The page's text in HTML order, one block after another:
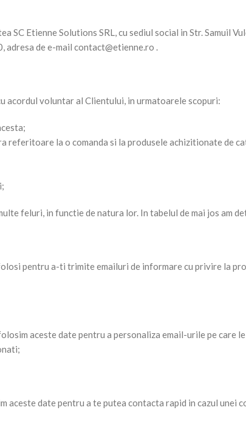
SC Etienne Solutions SRL, cu sediul social in Str. Samuil
de e-mail contact@etienne.ro .
acordul voluntar al Clientului, in urmatoarele scopuri:
referitoare la o comanda si la produsele achizitionate de
feluri, in functie de natura lor. In tabelul de mai jos
pentru a-ti trimite emailuri de informare cu privire la
aceste date pentru a personaliza email-urile pe
aceste date pentru a te putea contacta rapid in cazul